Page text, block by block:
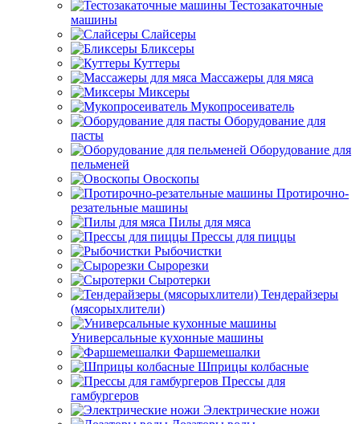
Тестозакаточные
машины
Слайсеры
Бликсеры
Куттеры
Массажеры для мяса
Миксеры
Мукопросеиватель
Оборудование для
пасты
Оборудование для
пельменей
Овоскопы
Протирочно-
резательные машины
Пилы для мяса
Прессы для пиццы
Рыбочистки
Сырорезки
Сыротерки
Тендерайзеры
(мясорыхлители)
Универсальные кухонные машины
Фаршемешалки
Шприцы колбасные
Прессы для
гамбургеров
Электрические ножи